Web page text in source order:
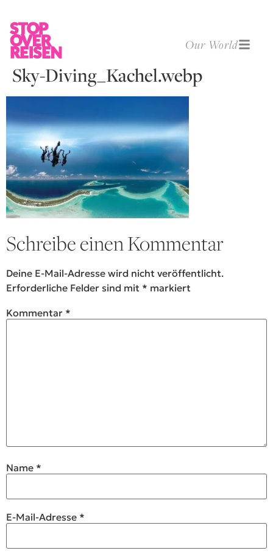
Our World
Sky-Diving_Kachel.webp
Schreibe einen Kommentar
Deine E-Mail-Adresse wird nicht veröffentlicht.
Erforderliche Felder sind mit * markiert
Kommentar *
Name *
E-Mail-Adresse *